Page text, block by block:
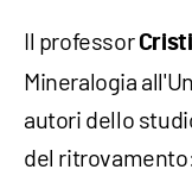
Il professor
Mineralogia
autori dello
del